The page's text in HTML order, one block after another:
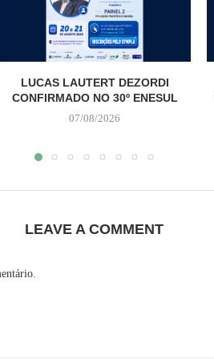
LUCAS LAUTERT DEZORDI
CONFIRMADO NO 30º ENESUL
07/08/2026
LEAVE A COMMENT